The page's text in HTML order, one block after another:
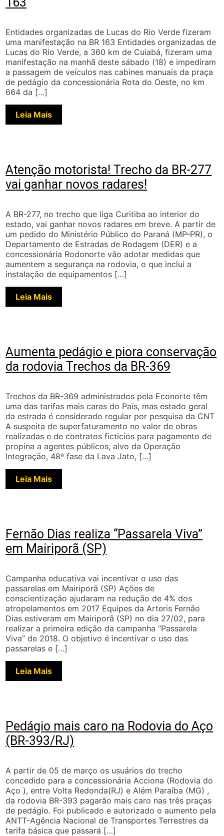
Entidades organizadas de Lucas do Rio Verde fizeram
uma manifestação na BR 163 Entidades organizadas de
Lucas do Rio Verde, a 360 km de Cuiabá, fizeram uma
manifestação na manhã deste sábado (18) e impediram
a passagem de veículos nas cabines manuais da praça
de pedágio da concessionária Rota do Oeste, no km
664 da […]
Leia Mais
Atenção motorista! Trecho da BR-277
vai ganhar novos radares!
A BR-277, no trecho que liga Curitiba ao interior do
estado, vai ganhar novos radares em breve. A partir de
um pedido do Ministério Público do Paraná (MP-PR), o
Departamento de Estradas de Rodagem (DER) e a
concessionária Rodonorte vão adotar medidas que
aumentem a segurança na rodovia, o que inclui a
instalação de equipamentos […]
Leia Mais
Aumenta pedágio e piora conservação
da rodovia Trechos da BR-369
Trechos da BR-369 administrados pela Econorte têm
uma das tarifas mais caras do País, mas estado geral
da estrada é considerado regular por pesquisa da CNT
A suspeita de superfaturamento no valor de obras
realizadas e de contratos fictícios para pagamento de
propina a agentes públicos, alvo da Operação
Integração, 48ª fase da Lava Jato, […]
Leia Mais
Fernão Dias realiza “Passarela Viva”
em Mairiporã (SP)
Campanha educativa vai incentivar o uso das
passarelas em Mairiporã (SP) Ações de
conscientização ajudaram na redução de 4% dos
atropelamentos em 2017 Equipes da Arteris Fernão
Dias estiveram em Mairiporã (SP) no dia 27/02, para
realizar a primeira edição da campanha “Passarela
Viva” de 2018. O objetivo é incentivar o uso das
passarelas e […]
Leia Mais
Pedágio mais caro na Rodovia do Aço
(BR-393/RJ)
A partir de 05 de março os usuários do trecho
concedido para a concessionária Acciona (Rodovia do
Aço ), entre Volta Redonda(RJ) e Além Paraíba (MG) ,
da rodovia BR-393 pagarão mais caro nas três praças
de pedágio. Foi publicado e autorizado o aumento pela
ANTT-Agência Nacional de Transportes Terrestres da
tarifa básica que passará […]